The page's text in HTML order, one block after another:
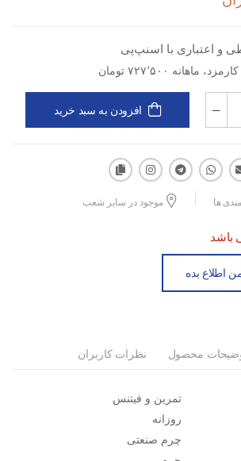
و اعتباری با اسنپ‌پی
افزودن به سبد خرید
ها موجود در سایر شعب
باشد
اطلاع بده
محصول نظرات کاربران
تمرین و فیتنس
روزانه
چرم صنعتی